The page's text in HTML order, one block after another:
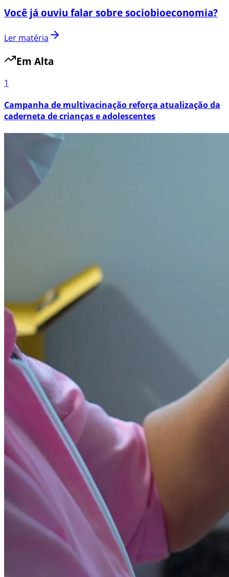
Você já ouviu falar sobre sociobioeconomia?
Ler matéria
Em Alta
1
Campanha de multivacinação reforça atualização da
caderneta de crianças e adolescentes